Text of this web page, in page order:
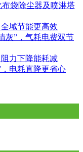
袋除尘器及喷淋塔
域节能更高效
灰”，气耗电费双节
力下降能耗减
电耗直降更省心